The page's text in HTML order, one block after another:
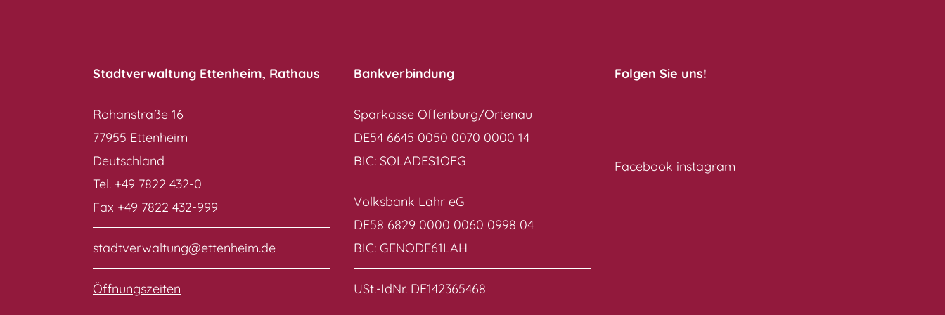
Stadtverwaltung Ettenheim, Rathaus
Rohanstraße 16
77955 Ettenheim
Deutschland
Tel. +49 7822 432-0
Fax +49 7822 432-999
stadtverwaltung@ettenheim.de
Öffnungszeiten
Bankverbindung
Sparkasse Offenburg/Ortenau
DE54 6645 0050 0070 0000 14
BIC: SOLADES1OFG
Volksbank Lahr eG
DE58 6829 0000 0060 0998 04
BIC: GENODE61LAH
USt.-IdNr. DE142365468
Folgen Sie uns!
Facebook instagram